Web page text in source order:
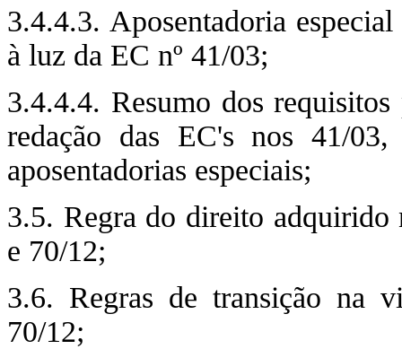
3.4.4.3. Aposentadoria
à luz da EC nº 41/03;
3.4.4.4. Resumo dos
redação das EC's nos 41/
aposentadorias especiais;
3.5. Regra do direito adquirido
e 70/12;
3.6. Regras de transição na
70/12;